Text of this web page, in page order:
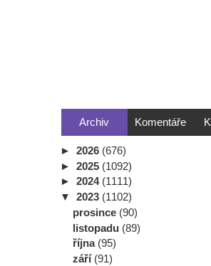
Archiv Komentáře
► 2026 (676)
► 2025 (1092)
► 2024 (1111)
▼ 2023 (1102)
prosince (90)
listopadu (89)
října (95)
září (91)